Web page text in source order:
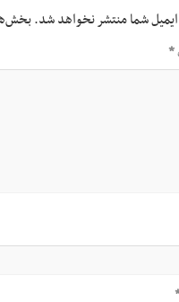
شما منتشر نخواهد شد.
*